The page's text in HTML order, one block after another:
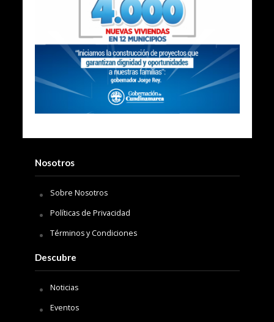
Nosotros
Sobre Nosotros
Políticas de Privacidad
Términos y Condiciones
Descubre
Noticias
Eventos